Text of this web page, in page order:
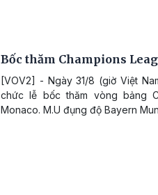
Bốc thăm Champions
[VOV2] - Ngày 31/8 (giờ Việt
chức lễ bốc thăm vòng bảng
Monaco. M.U đụng độ Bayern